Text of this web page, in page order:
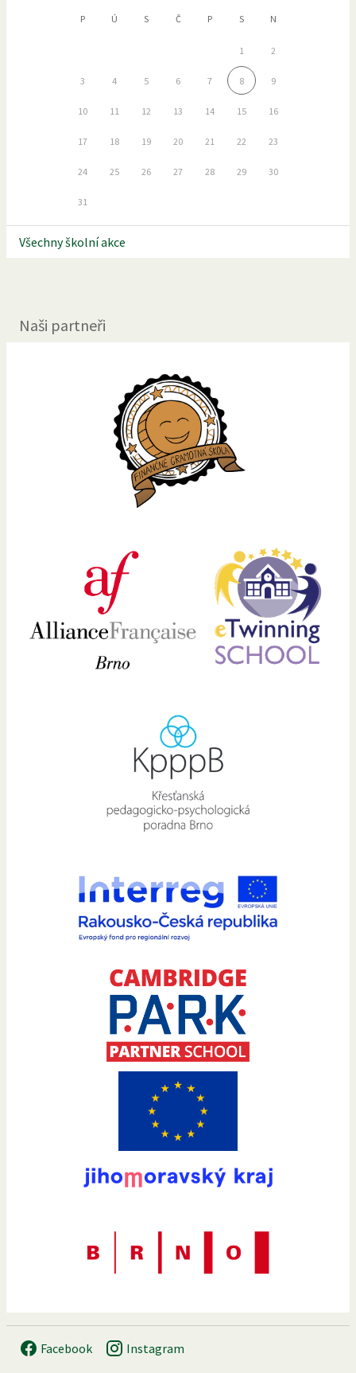
P Ú S Č P S N
1 2
3 4 5 6 7 8 9
10 11 12 13 14 15 16
17 18 19 20 21 22 23
24 25 26 27 28 29 30
31
Všechny školní akce
Naši partneři
Facebook
Instagram